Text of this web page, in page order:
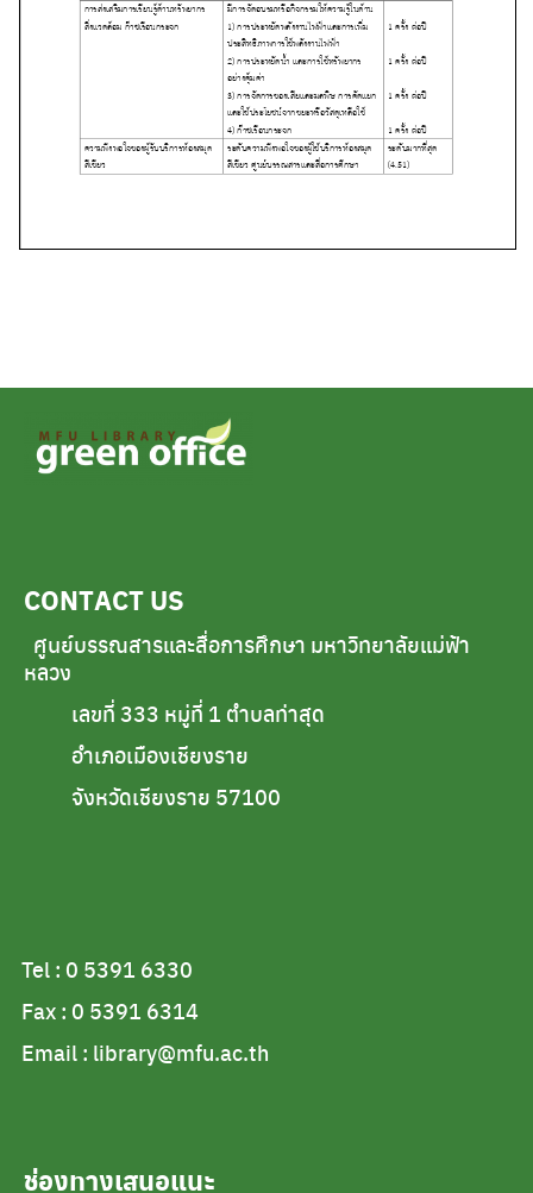
CONTACT US
ศูนย์บรรณสารและสื่อการศึกษา มหาวิทยาลัยแม่ฟ้า
หลวง
เลขที่ 333 หมู่ที่ 1 ตำบลท่าสุด
อำเภอเมืองเชียงราย
จังหวัดเชียงราย 57100
Tel : 0 5391 6330
Fax : 0 5391 6314
Email : library@mfu.ac.th
ช่องทางเสนอแนะ